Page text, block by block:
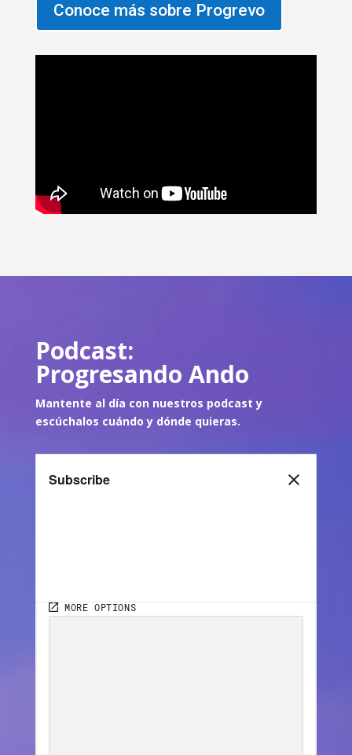
Conoce más sobre Progrevo
Podcast:
Progresando Ando
Mantente al día con nuestros podcast y
escúchalos cuándo y dónde quieras.